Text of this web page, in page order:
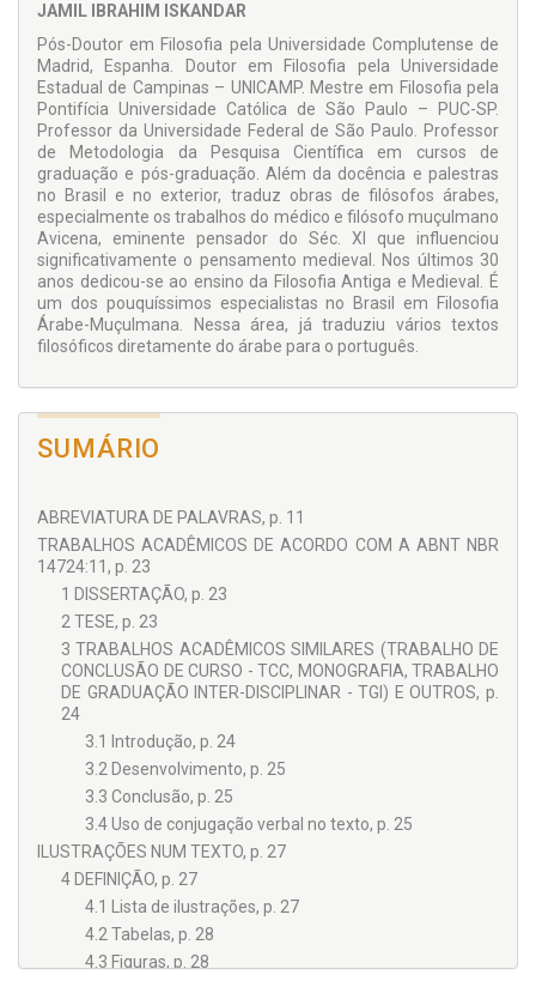
JAMIL IBRAHIM ISKANDAR
Pós-Doutor em Filosofia pela Universidade Complutense de
Madrid, Espanha. Doutor em Filosofia pela Universi­dade
Estadual de Campi­nas – UNICAMP. Mestre em Filosofia pela
Pontifícia Uni­versidade Católica de São Paulo – PUC-SP.
Professor da Universidade Federal de São Paulo. Professor
de Metodo­logia da Pesquisa Científica em cursos de
graduação e pós-graduação. Além da docência e palestras
no Brasil e no exterior, traduz obras de filósofos árabes,
especialmente os trabalhos do médico e filósofo muçulmano
Avicena, eminente pensador do Séc. XI que influenciou
significati­vamente o pensamento me­dieval. Nos últimos 30
anos dedicou-se ao ensino da Filosofia Antiga e Medieval. É
um dos pouquíssimos espe­cialistas no Brasil em Filoso­fia
Árabe-Muçulmana. Nessa área, já traduziu vários textos
filosóficos diretamente do árabe para o português.
SUMÁRIO
ABREVIATURA DE PALAVRAS, p. 11
TRABALHOS ACADÊMICOS DE ACORDO COM A ABNT NBR
14724:11, p. 23
1 DISSERTAÇÃO, p. 23
2 TESE, p. 23
3 TRABALHOS ACADÊMICOS SIMILARES (TRABALHO DE
CONCLUSÃO DE CURSO - TCC, MONOGRAFIA, TRABALHO
DE GRADUAÇÃO INTER-DISCIPLINAR - TGI) E OUTROS, p.
24
3.1 Introdução, p. 24
3.2 Desenvolvimento, p. 25
3.3 Conclusão, p. 25
3.4 Uso de conjugação verbal no texto, p. 25
ILUSTRAÇÕES NUM TEXTO, p. 27
4 DEFINIÇÃO, p. 27
4.1 Lista de ilustrações, p. 27
4.2 Tabelas, p. 28
4.3 Figuras, p. 28